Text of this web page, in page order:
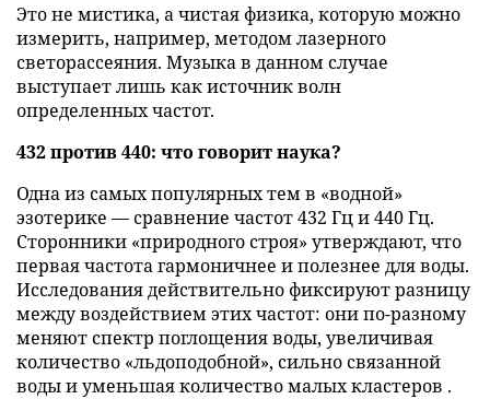
Это не мистика, а чистая физика, которую можно
измерить, например, методом лазерного
светорассеяния. Музыка в данном случае
выступает лишь как источник волн
определенных частот.
432 против 440: что говорит наука?
Одна из самых популярных тем в «водной»
эзотерике — сравнение частот 432 Гц и 440 Гц.
Сторонники «природного строя» утверждают, что
первая частота гармоничнее и полезнее для воды.
Исследования действительно фиксируют разницу
между воздействием этих частот: они по-разному
меняют спектр поглощения воды, увеличивая
количество «льдоподобной», сильно связанной
воды и уменьшая количество малых кластеров .